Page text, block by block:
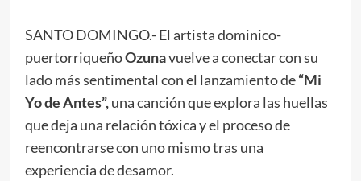
SANTO DOMINGO.- El artista dominico-
puertorriqueñoOzunavuelve a conectar con su
lado más sentimental con el lanzamiento de“Mi
Yo de Antes”,una canción que explora las huellas
que deja una relación tóxica y el proceso de
reencontrarse con uno mismo tras una
experiencia de desamor.